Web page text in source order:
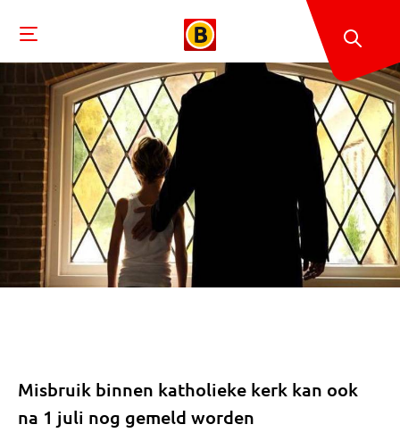
Misbruik binnen katholieke kerk kan ook
na 1 juli nog gemeld worden